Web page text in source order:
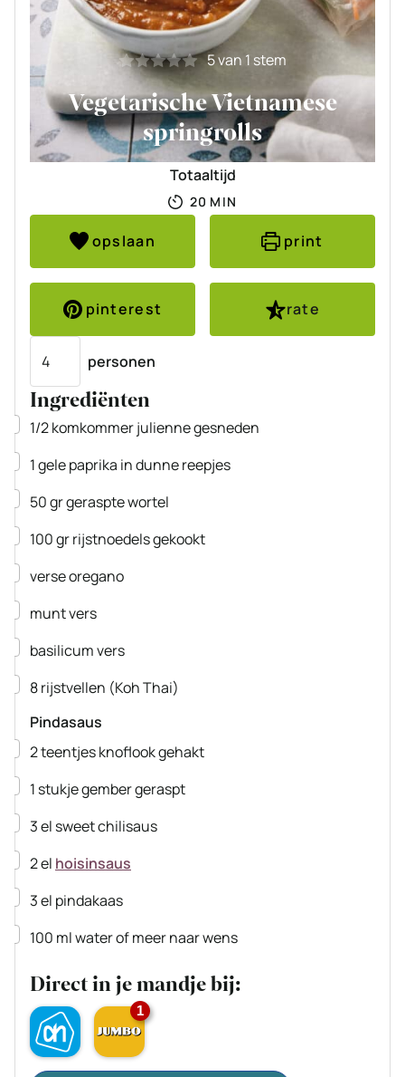
5van 1 stem
Vegetarische Vietnamese
springrolls
Totaaltijd
20 MINUTEN
MIN
opslaan print
pinterest
rate
personen
Ingrediënten
▢
1/2komkommerjulienne gesneden
▢
1gele paprika in dunne reepjes
▢
50grgeraspte wortel
▢
100grrijstnoedelsgekookt
▢
verse oregano
▢
muntvers
▢
basilicumvers
▢
8rijstvellen (Koh Thai)
Pindasaus
▢
2teentjesknoflookgehakt
▢
1 stukjegembergeraspt
▢
3el sweet chilisaus
▢
2el hoisinsaus
▢
3el pindakaas
▢
100 mlwaterof meer naar wens
Direct in je mandje bij:
1